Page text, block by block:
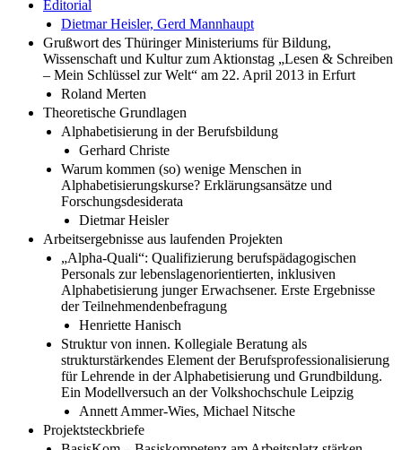
Editorial
Dietmar Heisler, Gerd Mannhaupt
Grußwort des Thüringer Ministeriums für Bildung,
Wissenschaft und Kultur zum Aktionstag „Lesen & Schreiben
– Mein Schlüssel zur Welt“ am 22. April 2013 in Erfurt
Roland Merten
Theoretische Grundlagen
Alphabetisierung in der Berufsbildung
Gerhard Christe
Warum kommen (so) wenige Menschen in
Alphabetisierungskurse? Erklärungsansätze und
Forschungsdesiderata
Dietmar Heisler
Arbeitsergebnisse aus laufenden Projekten
„Alpha-Quali“: Qualifizierung berufspädagogischen
Personals zur lebenslagenorientierten, inklusiven
Alphabetisierung junger Erwachsener. Erste Ergebnisse
der Teilnehmendenbefragung
Henriette Hanisch
Struktur von innen. Kollegiale Beratung als
strukturstärkendes Element der Berufsprofessionalisierung
für Lehrende in der Alphabetisierung und Grundbildung.
Ein Modellversuch an der Volkshochschule Leipzig
Annett Ammer-Wies, Michael Nitsche
Projektsteckbriefe